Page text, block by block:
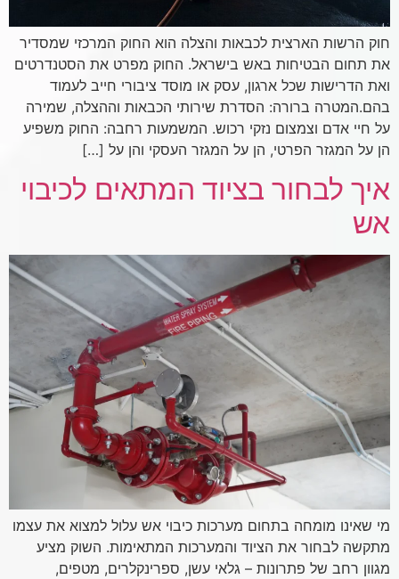
חוק הרשות הארצית לכבאות והצלה הוא החוק המרכזי שמסדיר
את תחום הבטיחות באש בישראל. החוק מפרט את הסטנדרטים
ואת הדרישות שכל ארגון, עסק או מוסד ציבורי חייב לעמוד
בהם.המטרה ברורה: הסדרת שירותי הכבאות וההצלה, שמירה
על חיי אדם וצמצום נזקי רכוש. המשמעות רחבה: החוק משפיע
הן על המגזר הפרטי, הן על המגזר העסקי והן על […]
איך לבחור בציוד המתאים לכיבוי
אש
מי שאינו מומחה בתחום מערכות כיבוי אש עלול למצוא את עצמו
מתקשה לבחור את הציוד והמערכות המתאימות. השוק מציע
מגוון רחב של פתרונות – גלאי עשן, ספרינקלרים, מטפים,